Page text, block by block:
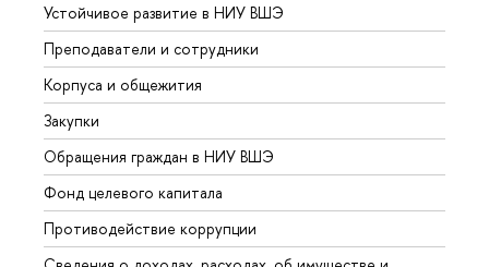
Устойчивое развитие в НИУ ВШЭ
Преподаватели и сотрудники
Корпуса и общежития
Закупки
Обращения граждан в НИУ ВШЭ
Фонд целевого капитала
Противодействие коррупции